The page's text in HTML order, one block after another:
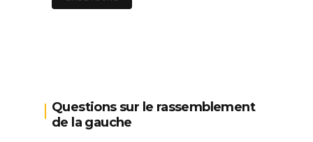
Questions sur le rassemblement
de la gauche